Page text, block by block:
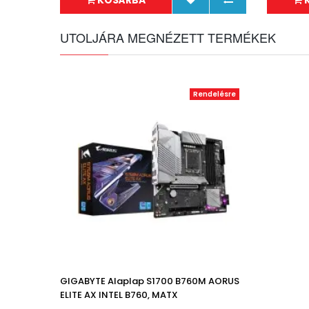
UTOLJÁRA MEGNÉZETT TERMÉKEK
Rendelésre
GIGABYTE Alaplap S1700 B760M AORUS
ELITE AX INTEL B760, MATX